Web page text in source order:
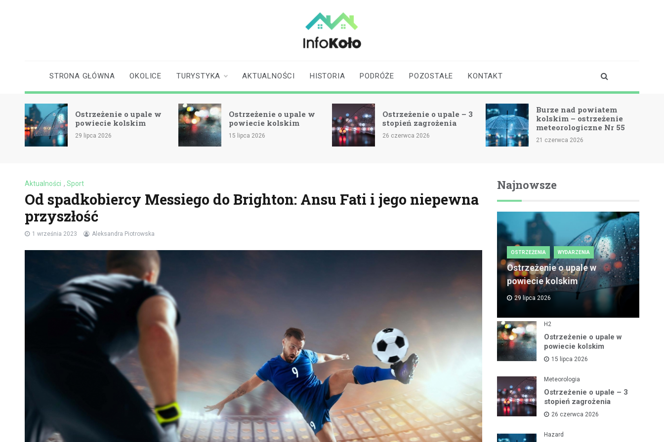
Koła | Koło
online
STRONA GŁÓWNA OKOLICE TURYSTYKA AKTUALNOŚCI HISTORIA PODRÓŻE POZOSTAŁE KONTAKT
Ostrzeżenie o upale w
powiecie kolskim
29 lipca 2026
Ostrzeżenie o upale w
powiecie kolskim
15 lipca 2026
Ostrzeżenie o upale – 3
stopień zagrożenia
26 czerwca 2026
Burze nad powiatem
kolskim – ostrzeżenie
meteorologiczne Nr 55
21 czerwca 2026
Aktualności , Sport
Od spadkobiercy Messiego do Brighton: Ansu Fati i jego niepewna
przyszłość
1 września 2023 Aleksandra Piotrowska
Najnowsze
OSTRZEŻENIA WYDARZENIA
Ostrzeżenie o upale w
powiecie kolskim
29 lipca 2026
H2
Ostrzeżenie o upale w
powiecie kolskim
15 lipca 2026
Meteorologia
Ostrzeżenie o upale – 3
stopień zagrożenia
26 czerwca 2026
Hazard